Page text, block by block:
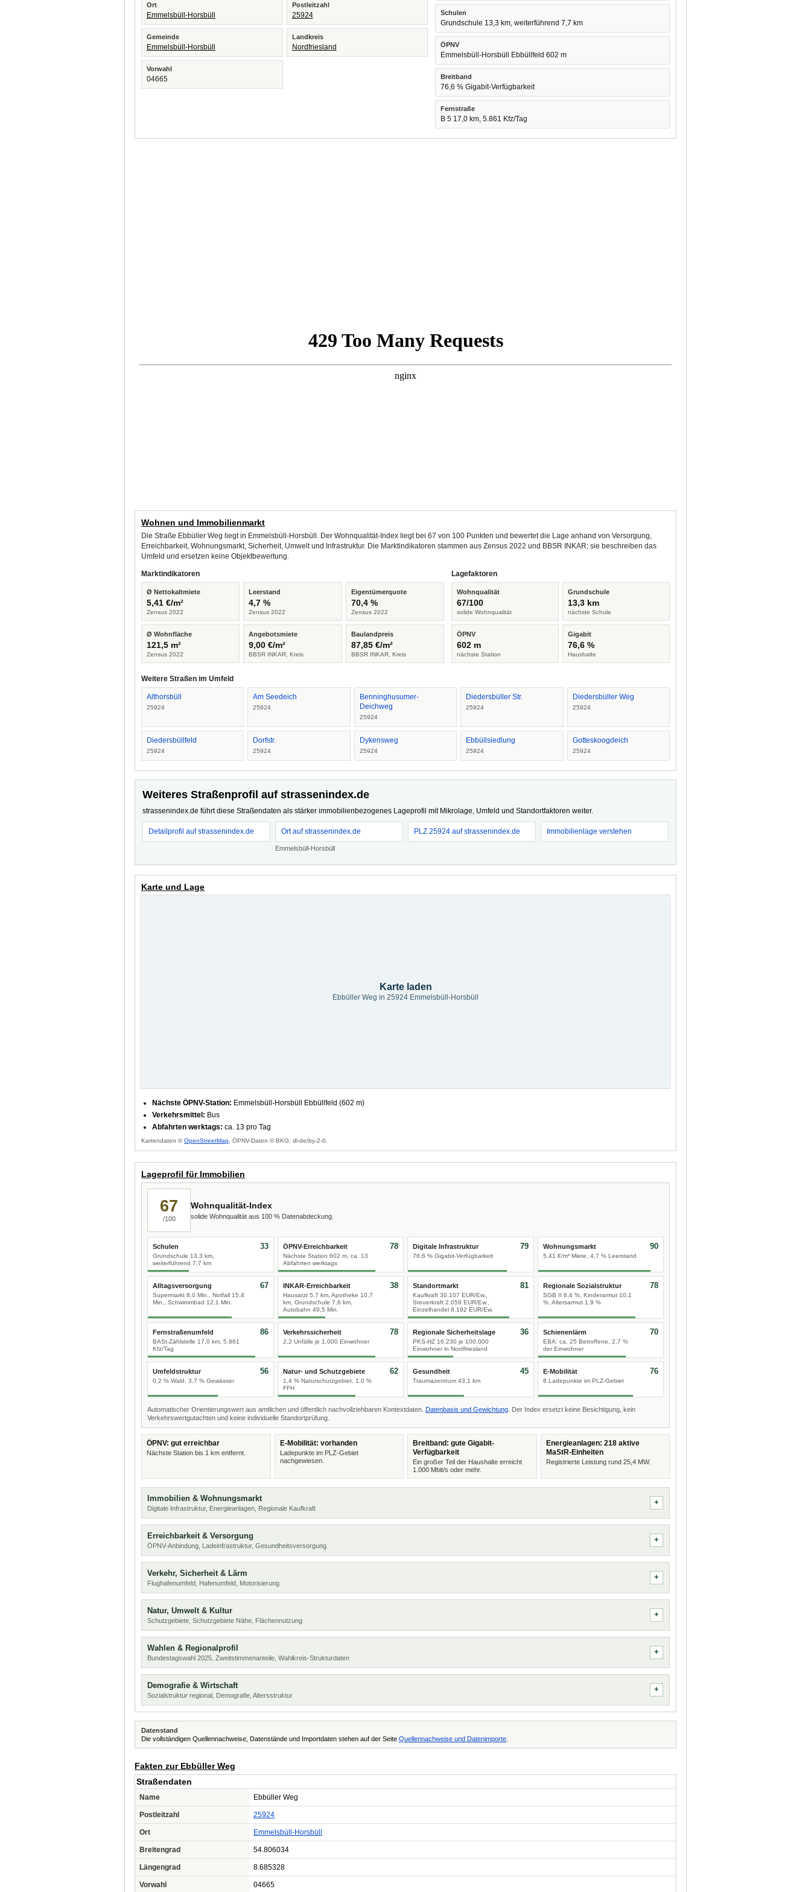
Ort
Emmelsbüll-Horsbüll
Postleitzahl
25924
Gemeinde
Emmelsbüll-Horsbüll
Landkreis
Nordfriesland
Vorwahl
04665
Schulen
Grundschule 13,3 km, weiterführend 7,7 km
ÖPNV
Emmelsbüll-Horsbüll Ebbüllfeld 602 m
Breitband
76,6 % Gigabit-Verfügbarkeit
Fernstraße
B 5 17,0 km, 5.861 Kfz/Tag
Wohnen und Immobilienmarkt
Die Straße Ebbüller Weg liegt in Emmelsbüll-Horsbüll. Der Wohnqualität-Index liegt bei 67 von 100 Punkten und bewertet die Lage anhand von Versorgung,
Erreichbarkeit, Wohnungsmarkt, Sicherheit, Umwelt und Infrastruktur. Die Marktindikatoren stammen aus Zensus 2022 und BBSR INKAR; sie beschreiben das
Umfeld und ersetzen keine Objektbewertung.
Marktindikatoren
Ø Nettokaltmiete
5,41 €/m²
Zensus 2022
Leerstand
4,7 %
Zensus 2022
Eigentümerquote
70,4 %
Zensus 2022
Ø Wohnfläche
121,5 m²
Zensus 2022
Angebotsmiete
9,00 €/m²
BBSR INKAR, Kreis
Baulandpreis
87,85 €/m²
BBSR INKAR, Kreis
Lagefaktoren
Wohnqualität
67/100
solide Wohnqualität
Grundschule
13,3 km
nächste Schule
ÖPNV
602 m
nächste Station
Gigabit
76,6 %
Haushalte
Weitere Straßen im Umfeld
Althorsbüll
25924
Am Seedeich
25924
Benninghusumer-
Deichweg
25924
Diedersbüller Str.
25924
Diedersbüller Weg
25924
Diedersbüllfeld
25924
Dorfstr.
25924
Dykensweg
25924
Ebbüllsiedlung
25924
Gotteskoogdeich
25924
Weiteres Straßenprofil auf strassenindex.de
strassenindex.de führt diese Straßendaten als stärker immobilienbezogenes Lageprofil mit Mikrolage, Umfeld und Standortfaktoren weiter.
Detailprofil auf strassenindex.de Ort auf strassenindex.de
Emmelsbüll-Horsbüll
PLZ 25924 auf strassenindex.de Immobilienlage verstehen
Karte und Lage
Karte laden
Ebbüller Weg in 25924 Emmelsbüll-Horsbüll
Nächste ÖPNV-Station: Emmelsbüll-Horsbüll Ebbüllfeld (602 m)
Verkehrsmittel: Bus
Abfahrten werktags: ca. 13 pro Tag
Kartendaten ©OpenStreetMap , ÖPNV-Daten © BKG, dl-de/by-2-0.
Lageprofil für Immobilien
67
/100
Wohnqualität-Index
solide Wohnqualität aus 100 % Datenabdeckung.
Schulen
Grundschule 13,3 km,
weiterführend 7,7 km
33 ÖPNV-Erreichbarkeit
Nächste Station 602 m, ca. 13
Abfahrten werktags
78 Digitale Infrastruktur
76,6 % Gigabit-Verfügbarkeit
79 Wohnungsmarkt
5,41 €/m² Miete, 4,7 % Leerstand
90
Alltagsversorgung
Supermarkt 8,0 Min., Notfall 15,4
Min., Schwimmbad 12,1 Min.
67 INKAR-Erreichbarkeit
Hausarzt 5,7 km, Apotheke 10,7
km, Grundschule 7,6 km,
Autobahn 49,5 Min.
38 Standortmarkt
Kaufkraft 30.107 EUR/Ew.,
Steuerkraft 2.059 EUR/Ew.,
Einzelhandel 8.192 EUR/Ew.
81 Regionale Sozialstruktur
SGB II 6,4 %, Kinderarmut 10,1
%, Altersarmut 1,9 %
78
Fernstraßenumfeld
BASt-Zählstelle 17,0 km, 5.861
Kfz/Tag
86 Verkehrssicherheit
2,2 Unfälle je 1.000 Einwohner
78 Regionale Sicherheitslage
PKS-HZ 16.230 je 100.000
Einwohner in Nordfriesland
36 Schienenlärm
EBA: ca. 25 Betroffene, 2,7 %
der Einwohner
70
Umfeldstruktur
0,2 % Wald, 3,7 % Gewässer
56 Natur- und Schutzgebiete
1,4 % Naturschutzgebiet, 1,0 %
FFH
62 Gesundheit
Traumazentrum 43,1 km
45 E-Mobilität
8 Ladepunkte im PLZ-Gebiet
76
Automatischer Orientierungswert aus amtlichen und öffentlich nachvollziehbaren Kontextdaten. Datenbasis und Gewichtung . Der Index ersetzt keine Besichtigung, kein
Verkehrswertgutachten und keine individuelle Standortprüfung.
ÖPNV: gut erreichbar
Nächste Station bis 1 km entfernt.
E-Mobilität: vorhanden
Ladepunkte im PLZ-Gebiet
nachgewiesen.
Breitband: gute Gigabit-
Verfügbarkeit
Ein großer Teil der Haushalte erreicht
1.000 Mbit/s oder mehr.
Energieanlagen: 218 aktive
MaStR-Einheiten
Registrierte Leistung rund 25,4 MW.
Immobilien & Wohnungsmarkt
Digitale Infrastruktur, Energieanlagen, Regionale Kaufkraft
Erreichbarkeit & Versorgung
ÖPNV-Anbindung, Ladeinfrastruktur, Gesundheitsversorgung
Verkehr, Sicherheit & Lärm
Flughafenumfeld, Hafenumfeld, Motorisierung
Natur, Umwelt & Kultur
Schutzgebiete, Schutzgebiete Nähe, Flächennutzung
Wahlen & Regionalprofil
Bundestagswahl 2025, Zweitstimmenanteile, Wahlkreis-Strukturdaten
Demografie & Wirtschaft
Sozialstruktur regional, Demografie, Altersstruktur
Datenstand
Die vollständigen Quellennachweise, Datenstände und Importdaten stehen auf der Seite Quellennachweise und Datenimporte
Fakten zur Ebbüller Weg
Straßendaten
Name Ebbüller Weg
Postleitzahl 25924
Ort Emmelsbüll-Horsbüll
Breitengrad 54.806034
Längengrad 8.685328
Vorwahl 04665